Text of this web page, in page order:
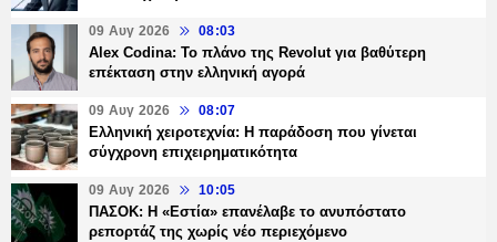
09 Αυγ 2026 08:03
Alex Codina: Το πλάνο της Revolut για βαθύτερη
επέκταση στην ελληνική αγορά
09 Αυγ 2026 08:07
Ελληνική χειροτεχνία: Η παράδοση που γίνεται
σύγχρονη επιχειρηματικότητα
09 Αυγ 2026 10:05
ΠΑΣΟΚ: Η «Εστία» επανέλαβε το ανυπόστατο
ρεπορτάζ της χωρίς νέο περιεχόμενο